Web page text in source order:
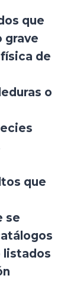
que
grave
de
o
que
se
listados